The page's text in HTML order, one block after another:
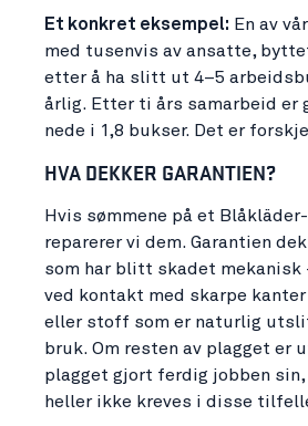
Et konkret eksempel: En av
med tusenvis av ansatte,
etter å ha slitt ut 4–5
årlig. Etter ti års samarbeid er
nede i 1,8 bukser. Det er
HVA DEKKER GARANTIEN?
Hvis sømmene på et
reparerer vi dem. Garantien
som har blitt skadet mekanisk
ved kontakt med skarpe
eller stoff som er naturlig
bruk. Om resten av plagget er
plagget gjort ferdig jobben sin,
heller ikke kreves i disse